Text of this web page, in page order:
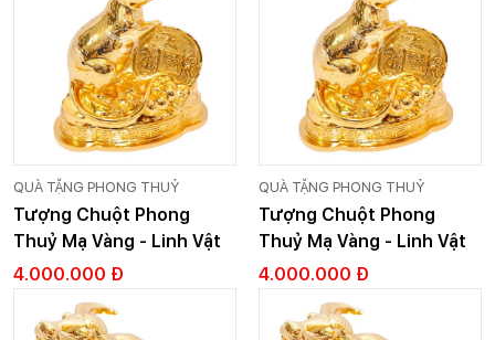
QUÀ TẶNG PHONG THUỶ
Tượng Chuột Phong
Thuỷ Mạ Vàng - Linh Vật
Phong Thuỷ - Cỡ 1
4.000.000 Đ
QUÀ TẶNG PHONG THUỶ
Tượng Chuột Phong
Thuỷ Mạ Vàng - Linh Vật
Phong Thuỷ - Cỡ 1
4.000.000 Đ